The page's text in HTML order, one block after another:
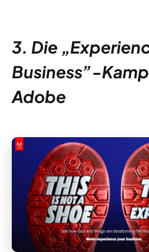
3. Die
Business”-
Adobe